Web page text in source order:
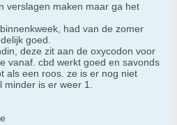
verslagen maken maar ga het
had van de zomer
goed.
deze zit aan de oxycodon voor
vanaf. cbd werkt goed en savonds
als een roos. ze is er nog niet
is er weer 1.